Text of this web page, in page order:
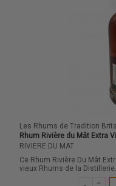
Les Rhums de Tradition
Rhum Rivière du Mât Extra
RIVIERE DU MAT
Ce Rhum Rivière Du Mât
vieux Rhums de la Distillerie.